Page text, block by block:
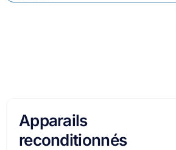
Réparation
d'ordinateurs